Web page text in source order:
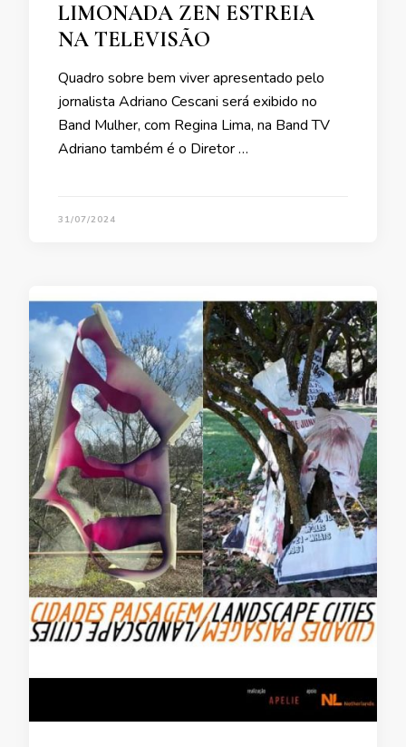
LIMONADA ZEN ESTREIA
NA TELEVISÃO
Quadro sobre bem viver apresentado pelo
jornalista Adriano Cescani será exibido no
Band Mulher, com Regina Lima, na Band TV
Adriano também é o Diretor …
31/07/2024